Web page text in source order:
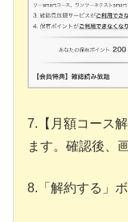
7.【月額コース
ます。確認後、
8.「解約する」